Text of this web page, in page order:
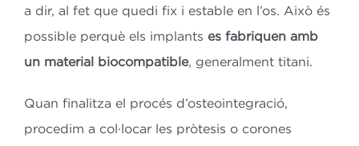
a dir, al fet que quedi fix i estable en l’os. Això és
possible perquè els implants es fabriquen amb
un material biocompatible, generalment titani.
Quan finalitza el procés d’osteointegració,
procedim a col·locar les pròtesis o corones